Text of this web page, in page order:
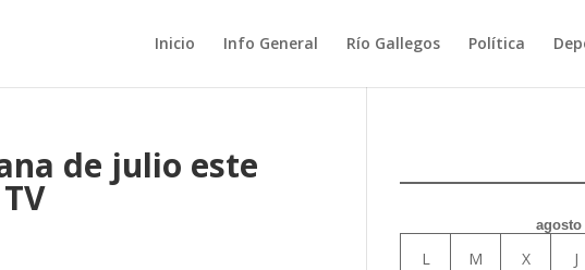
Inicio Info General Río Gallegos Política
de julio este
agosto
L M X J